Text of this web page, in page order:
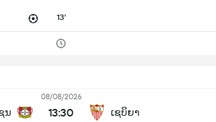
13'
ນ
08/08/2026
13:30 ເຊບິຍາ